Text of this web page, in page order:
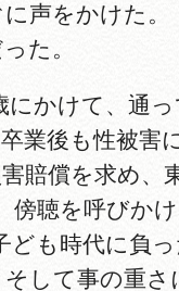
声をかけた。
た。
かけて、通
業後も性被害
賠償を求め、
傍聴を呼びか
も時代に負っ
して事の重